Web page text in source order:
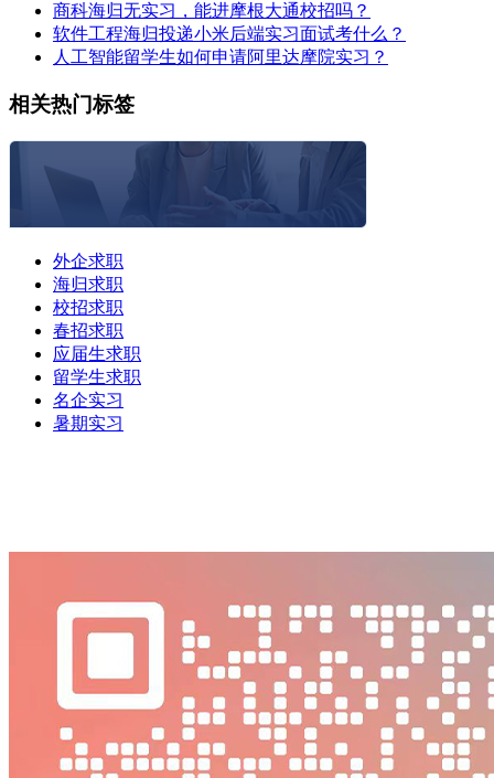
商科海归无实习，能进摩根大通校招吗？
软件工程海归投递小米后端实习面试考什么？
人工智能留学生如何申请阿里达摩院实习？
相关热门标签
外企求职
海归求职
校招求职
春招求职
应届生求职
留学生求职
名企实习
暑期实习